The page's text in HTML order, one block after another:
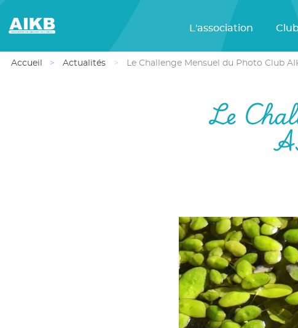
L'association
Accueil Actualités Le Challenge Mensuel du Photo Club
Le